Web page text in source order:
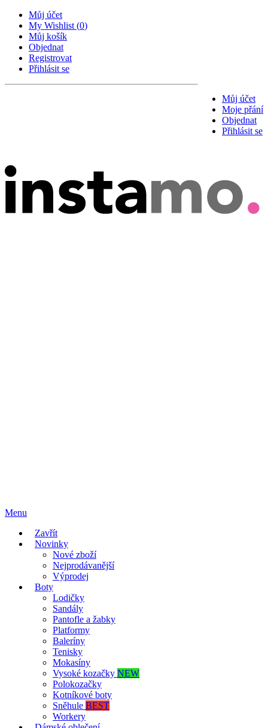
Můj účet
My Wishlist (0)
Můj košík
Objednat
Registrovat
Přihlásit se
Můj účet
Moje přání
Objednat
Přihlásit se
Menu
Zavřít
Novinky
Nové zboží
Nejprodávanější
Výprodej
Boty
Lodičky
Sandály
Pantofle a žabky
Platformy
Baleríny
Tenisky
Mokasíny
Vysoké kozačky NEW
Polokozačky
Kotníkové boty
Sněhule BEST
Workery